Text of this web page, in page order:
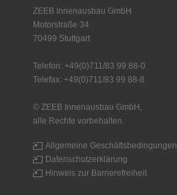
ZEEB Innenausbau GmbH
Motorstraße 34
70499 Stuttgart
Telefon: +49(0)711/83 99 88-0
Telefax: +49(0)711/83 99 88-8
© ZEEB Innenausbau GmbH,
alle Rechte vorbehalten.
Allgemeine Geschäftsbedingungen
Datenschutzerklärung
Hinweis zur Barrierefreiheit